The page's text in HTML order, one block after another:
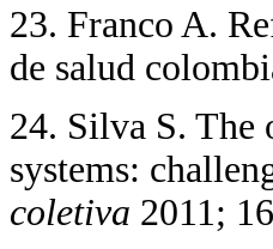
23. Franco A.
de salud
24. Silva S. The
systems:
coletiva 2011;